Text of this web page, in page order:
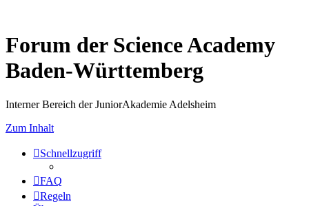
Forum der Science Academy
Baden-Württemberg
Interner Bereich der JuniorAkademie Adelsheim
Zum Inhalt
Schnellzugriff
FAQ
Regeln